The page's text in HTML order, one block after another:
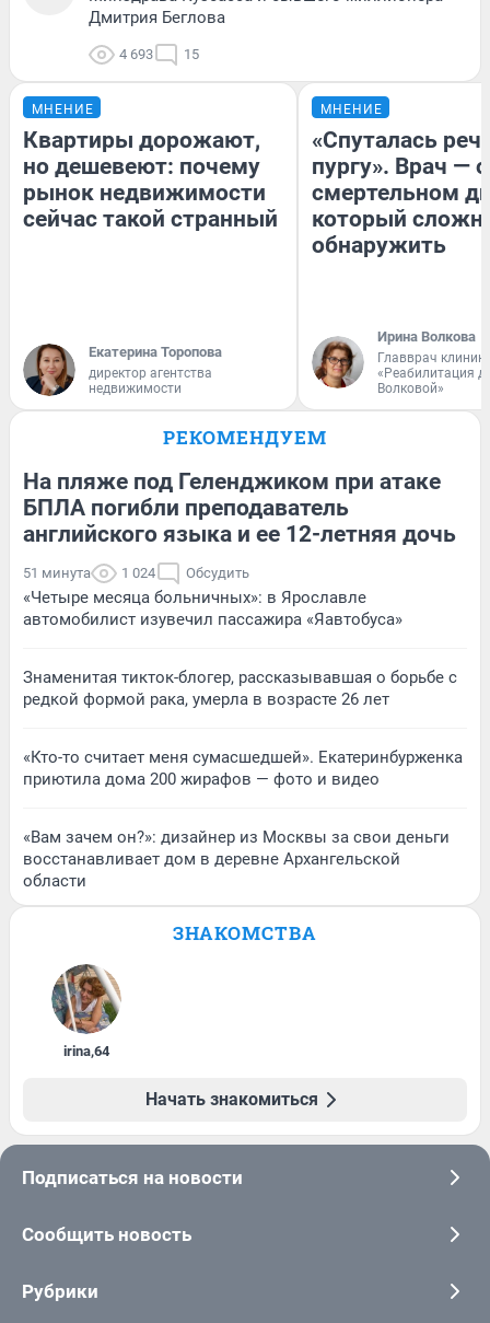
Дмитрия Беглова
4 693 15
МНЕНИЕ
Квартиры дорожают,
но дешевеют: почему
рынок недвижимости
сейчас такой странный
Екатерина Торопова
директор агентства
недвижимости
МНЕНИЕ
«Спуталась
пургу». Врач — о
смертельном
который
обнаружить
Ирина Волкова
Главврач
«Реабилитация
Волковой»
РЕКОМЕНДУЕМ
На пляже под Геленджиком при атаке
БПЛА погибли преподаватель
английского языка и ее 12-летняя дочь
51 минута 1 024 Обсудить
«Четыре месяца больничных»: в Ярославле
автомобилист изувечил пассажира «Яавтобуса»
Знаменитая тикток-блогер, рассказывавшая о борьбе с
редкой формой рака, умерла в возрасте 26 лет
«Кто-то считает меня сумасшедшей». Екатеринбурженка
приютила дома 200 жирафов — фото и видео
«Вам зачем он?»: дизайнер из Москвы за свои деньги
восстанавливает дом в деревне Архангельской
области
ЗНАКОМСТВА
irina,64
Начать знакомиться
Подписаться на новости
Сообщить новость
Рубрики